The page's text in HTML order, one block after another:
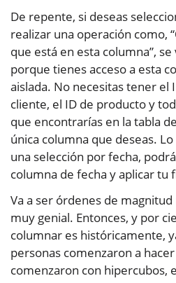
De repente, si deseas
realizar una operación como,
que está en esta columna”,
porque tienes acceso a esta
aislada. No necesitas tener el
cliente, el ID de producto y
que encontrarías en la tabla
única columna que deseas.
una selección por fecha,
columna de fecha y aplicar tu
Va a ser órdenes de
muy genial. Entonces, y por
columnar es históricamente,
personas comenzaron a hacer
comenzaron con hipercubos,